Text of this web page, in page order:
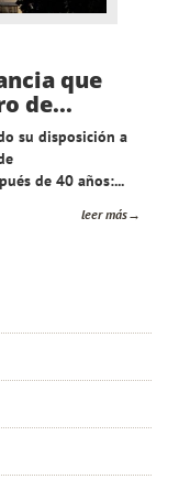
que
de...
su disposición a
de 40 años:...
leer más